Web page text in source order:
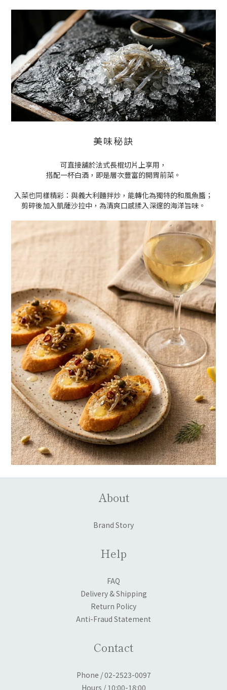
美味秘訣
可直接舖於法式長棍切片上享用，
搭配一杯白酒，即是層次豐富的開胃前菜。
入菜也同樣精彩：與義大利麵拌炒，能轉化為獨特的和風魚醬；
剪碎後加入凱薩沙拉中，為清爽口感揉入深邃的海洋旨味。
About
Brand Story
Help
FAQ
Delivery & Shipping
Return Policy
Anti-Fraud Statement
Contact
Phone / 02-2523-0097
Hours / 10:00-18:00